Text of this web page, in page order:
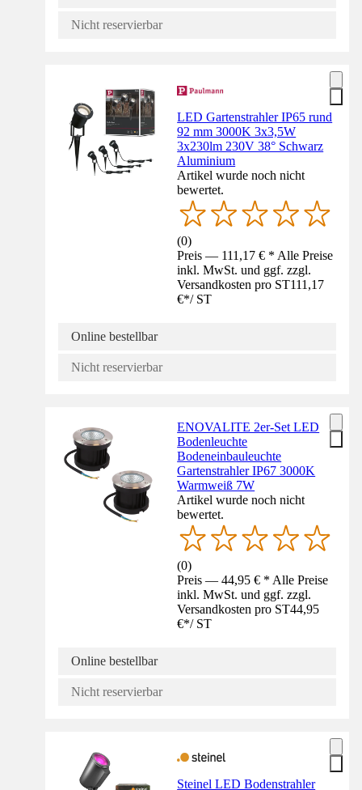
Nicht reservierbar
LED Gartenstrahler IP65 rund
92 mm 3000K 3x3,5W
3x230lm 230V 38° Schwarz
Aluminium
Artikel wurde noch nicht
bewertet.
(0)
Preis — 111,17 € * Alle Preise
inkl. MwSt. und ggf. zzgl.
Versandkosten pro ST111,17
€*/ ST
Online bestellbar
Nicht reservierbar
ENOVALITE 2er-Set LED
Bodenleuchte
Bodeneinbauleuchte
Gartenstrahler IP67 3000K
Warmweiß 7W
Artikel wurde noch nicht
bewertet.
(0)
Preis — 44,95 € * Alle Preise
inkl. MwSt. und ggf. zzgl.
Versandkosten pro ST44,95
€*/ ST
Online bestellbar
Nicht reservierbar
Steinel LED Bodenstrahler